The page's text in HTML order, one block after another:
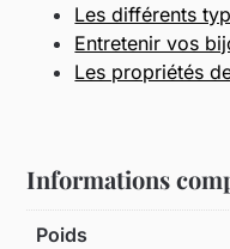
Les différents
Entretenir vos
Les propriétés
Informations
Poids